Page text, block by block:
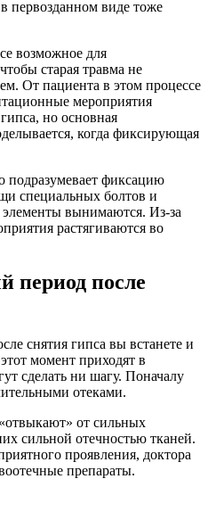
первозданном виде тоже
возможное для
старая травма не
От пациента в этом процессе
мероприятия
но основная
когда фиксирующая
подразумевает фиксацию
специальных болтов и
элементы вынимаются. Из-за
растягиваются во
период после
снятия гипса вы встанете и
момент приходят в
сделать ни шагу. Поначалу
отеками.
от сильных
сильной отечностью тканей.
проявления, доктора
препараты.